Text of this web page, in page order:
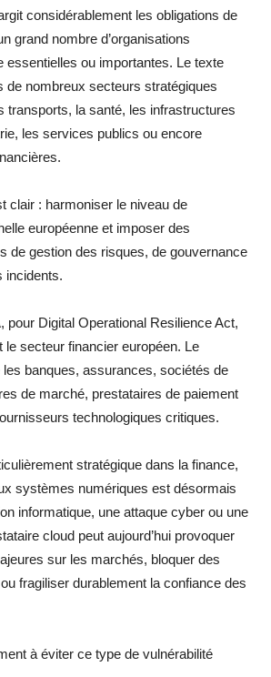
considérablement les obligations de
grand nombre d’organisations
essentielles ou importantes. Le texte
de nombreux secteurs stratégiques
transports, la santé, les infrastructures
les services publics ou encore
clair : harmoniser le niveau de
européenne et imposer des
de gestion des risques, de gouvernance
incidents.
pour Digital Operational Resilience Act,
le secteur financier européen. Le
banques, assurances, sociétés de
de marché, prestataires de paiement
technologiques critiques.
stratégique dans la finance,
systèmes numériques est désormais
informatique, une attaque cyber ou une
cloud peut aujourd’hui provoquer
sur les marchés, bloquer des
fragiliser durablement la confiance des
à éviter ce type de vulnérabilité